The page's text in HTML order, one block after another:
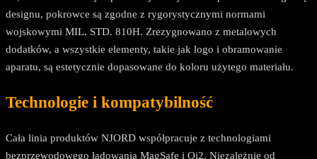
designu, pokrowce są zgodne z rygorystycznymi normami
wojskowymi MIL. STD. 810H. Zrezygnowano z metalowych
dodatków, a wszystkie elementy, takie jak logo i obramowanie
aparatu, są estetycznie dopasowane do koloru użytego materiału.
Technologie i kompatybilność
Cała linia produktów NJORD współpracuje z technologiami
bezprzewodowego ładowania MagSafe i Qi2. Niezależnie od